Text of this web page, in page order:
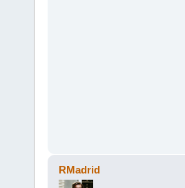
RMadrid